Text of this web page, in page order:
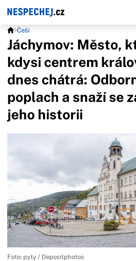
Češi
Jáchymov: Město,
kdysi centrem
dnes chátrá:
poplach a snaží se
jeho historii
Foto: pyty / Depositphotos